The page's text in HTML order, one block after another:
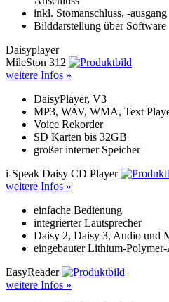
inkl. Stomanschluss, -ausgang
Bilddarstellung über Software
Daisyplayer
MileSton 312
weitere Infos »
DaisyPlayer, V3
MP3, WAV, WMA, Text
Voice Rekorder
SD Karten bis 32GB
großer interner Speicher
i-Speak Daisy CD Player
weitere Infos »
einfache Bedienung
integrierter Lautsprecher
Daisy 2, Daisy 3, Audio und
eingebauter Lithium-
EasyReader
weitere Infos »